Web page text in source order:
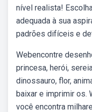
nível realista!
adequada à sua
padrões difíceis e
Webencontre
princesa, herói,
dinossauro, flor,
baixar e imprimir os.
você encontra